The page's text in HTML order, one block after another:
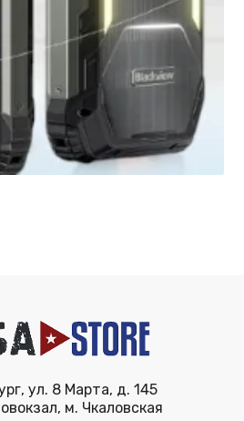
ул. 8 Марта, д. 145
м. Чкаловская